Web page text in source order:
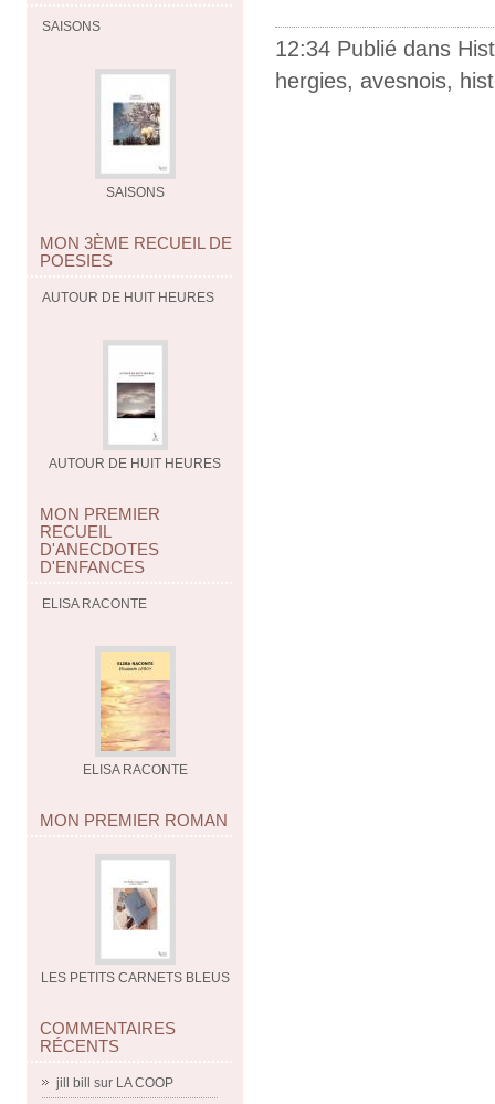
SAISONS
SAISONS
MON 3ÈME RECUEIL DE
POESIES
AUTOUR DE HUIT HEURES
AUTOUR DE HUIT HEURES
MON PREMIER
RECUEIL
D'ANECDOTES
D'ENFANCES
ELISA RACONTE
ELISA RACONTE
MON PREMIER ROMAN
LES PETITS CARNETS BLEUS
COMMENTAIRES
RÉCENTS
jill bill sur LA COOP
12:34 Publié dans
hergies, avesnois,